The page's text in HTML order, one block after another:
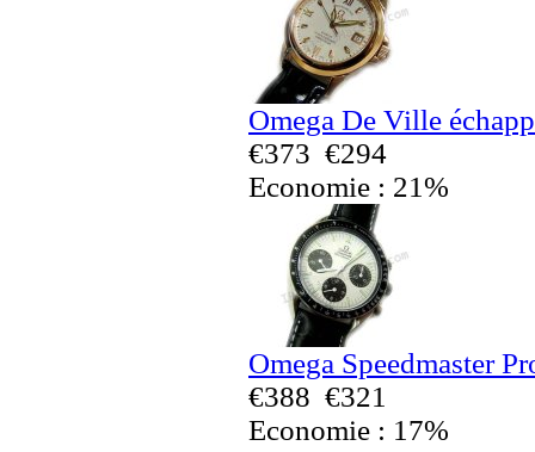
Omega De Ville
€373 €294
Economie : 21%
Omega Speedmaster
€388 €321
Economie : 17%